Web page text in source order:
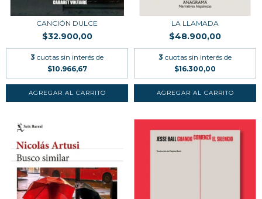
CANCIÓN DULCE
$32.900,00
3 cuotas sin interés de
$10.966,67
LA LLAMADA
$48.900,00
3 cuotas sin interés de
$16.300,00